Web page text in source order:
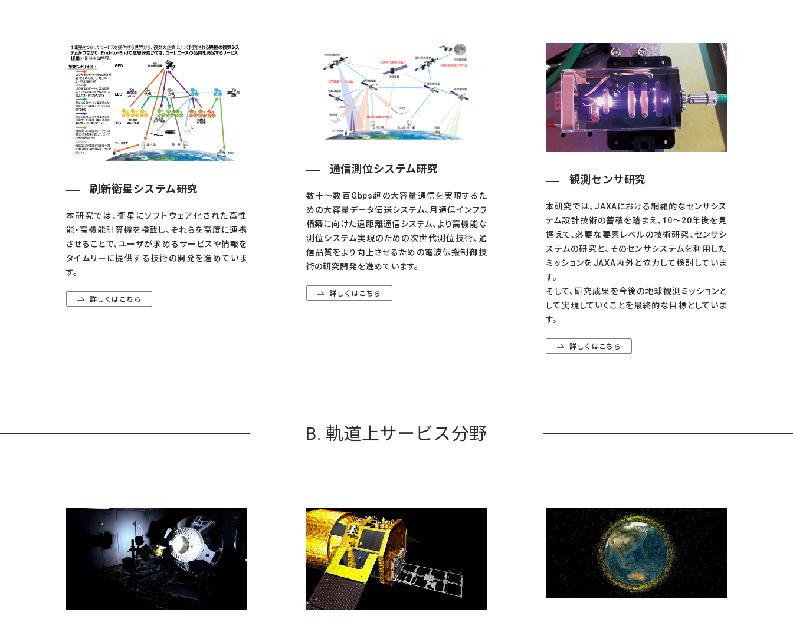
刷新衛星システム研究
本研究では、衛星にソフトウェア化された高性
能・高機能計算機を搭載し、それらを高度に連携
させることで、ユーザが求めるサービスや情報を
タイムリーに提供する技術の開発を進めていま
す。
詳しくはこちら
通信測位システム研究
数十～数百Gbps超の大容量通信を実現するた
めの大容量データ伝送システム、月通信インフラ
構築に向けた遠距離通信システム、より高機能な
測位システム実現のための次世代測位技術、通
信品質をより向上させるための電波伝搬制御技
術の研究開発を進めています。
詳しくはこちら
観測センサ研究
本研究では、JAXAにおける網羅的なセンサシス
テム設計技術の蓄積を踏まえ、10～20年後を見
据えて、必要な要素レベルの技術研究、センサシ
ステムの研究と、そのセンサシステムを利用した
ミッションをJAXA内外と協力して検討していま
す。
そして、研究成果を今後の地球観測ミッションと
して実現していくことを最終的な目標としていま
す。
詳しくはこちら
B. 軌道上サービス分野